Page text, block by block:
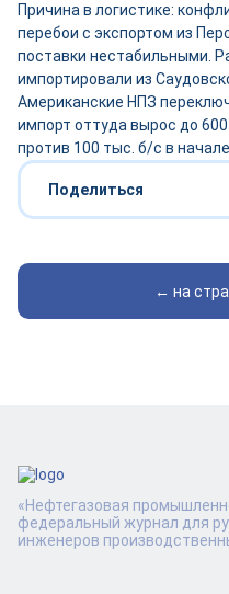
Причина в логистике:
перебои с экспортом из
поставки нестабильными.
импортировали из
Американские НПЗ
импорт оттуда вырос до
против 100 тыс. б/с в начале
Поделиться
← на
«Нефтегазовая
федеральный журнал для
инженеров